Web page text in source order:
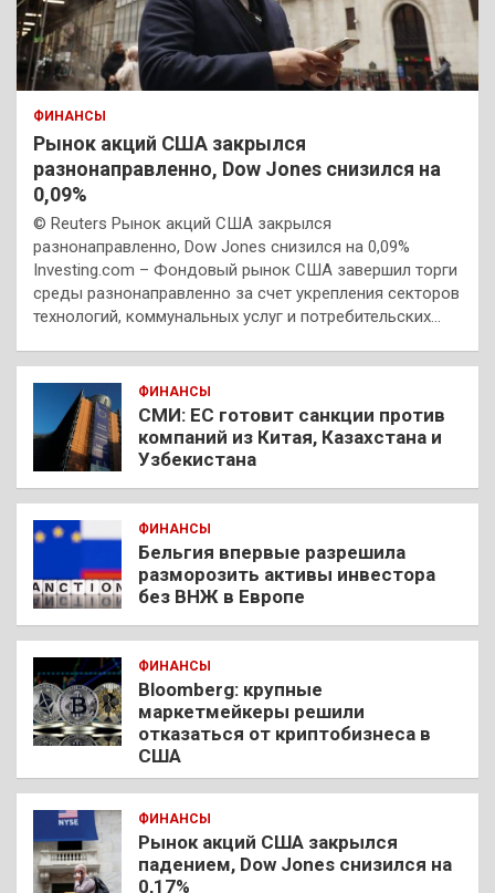
ФИНАНСЫ
Рынок акций США закрылся
разнонаправленно, Dow Jones снизился на
0,09%
© Reuters Рынок акций США закрылся
разнонаправленно, Dow Jones снизился на 0,09%
Investing.com – Фондовый рынок США завершил торги
среды разнонаправленно за счет укрепления секторов
технологий, коммунальных услуг и потребительских…
ФИНАНСЫ
СМИ: ЕС готовит санкции против
компаний из Китая, Казахстана и
Узбекистана
ФИНАНСЫ
Бельгия впервые разрешила
разморозить активы инвестора
без ВНЖ в Европе
ФИНАНСЫ
Bloomberg: крупные
маркетмейкеры решили
отказаться от криптобизнеса в
США
ФИНАНСЫ
Рынок акций США закрылся
падением, Dow Jones снизился на
0,17%